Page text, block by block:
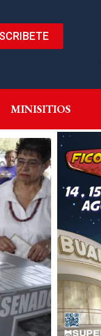
MINISITIOS
MINISITIOS